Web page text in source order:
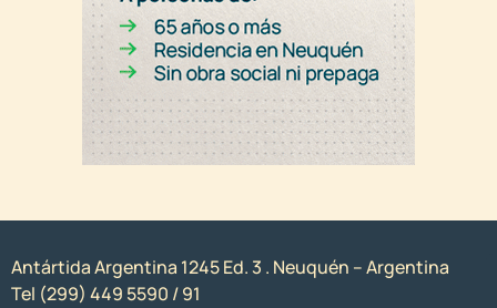
Antártida Argentina 1245 Ed. 3 . Neuquén – Argentina
Tel (299) 449 5590 / 91